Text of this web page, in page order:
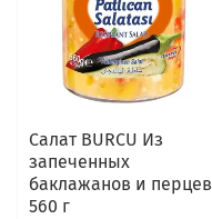
Салат BURCU Из
запеченных
баклажанов и перцев
560 г